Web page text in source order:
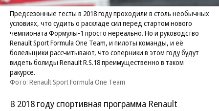
Предсезонные тесты в 2018 году проходили в столь необычных
условиях, что судить о раскладе сил перед стартом нового
чемпионата Формулы-1 просто нереально. Но и руководство
Renault Sport Formula One Team, и пилоты команды, и её
болельщики рассчитывают, что соперники в этом году будут
видеть болиды Renault R.S.18 преимущественно в таком
ракурсе.
Фото: Renault Sport Formula One Team
В 2018 году спортивная программа Renault